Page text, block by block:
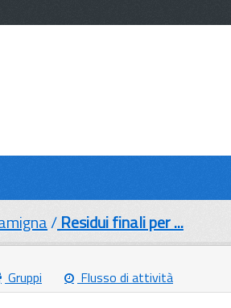
Residui finali per ...
Gruppi Flusso di attività